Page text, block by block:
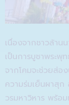
เนื่องจากชาวล้าน
เป็นการบูชาพระพุ
จากโคมจะช่วยส่อ
ความร่มเย็นผาสุ
วรมหาวิหาร พร้อ